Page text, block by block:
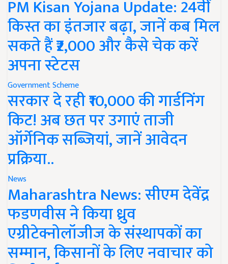
PM Kisan Yojana Update: 24वीं
किस्त का इंतजार बढ़ा, जानें कब मिल
सकते हैं ₹2,000 और कैसे चेक करें
अपना स्टेटस
Government Scheme
सरकार दे रही ₹10,000 की गार्डनिंग
किट! अब छत पर उगाएं ताजी
ऑर्गेनिक सब्जियां, जानें आवेदन
प्रक्रिया..
News
Maharashtra News: सीएम देवेंद्र
फडणवीस ने किया ध्रुव
एग्रीटेक्नोलॉजीज के संस्थापकों का
सम्मान, किसानों के लिए नवाचार को